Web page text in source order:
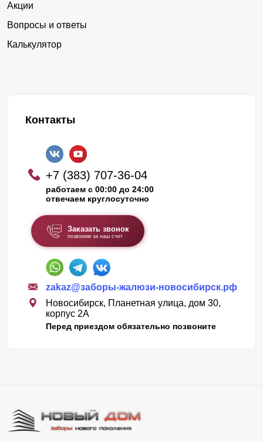
Акции
Вопросы и ответы
Калькулятор
Контакты
+7 (383) 707-36-04
работаем с 00:00 до 24:00
отвечаем круглосуточно
Заказать звонок
позвоним за наш счет
zakaz@заборы-жалюзи-новосибирск.рф
Новосибирск, Планетная улица, дом 30,
корпус 2А
Перед приездом обязательно позвоните